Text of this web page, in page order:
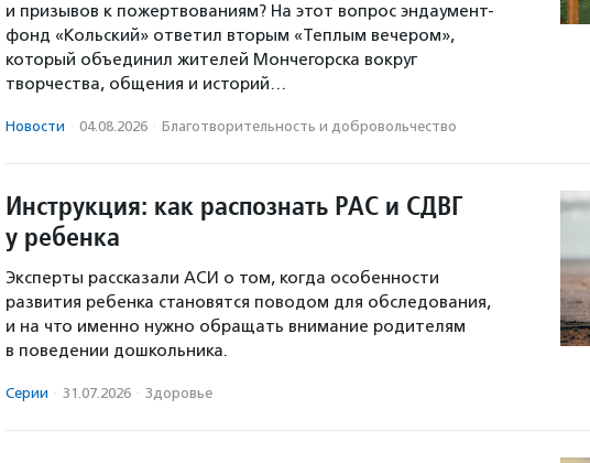
и призывов к пожертвованиям? На этот вопрос эндаумент-
фонд «Кольский» ответил вторым «Теплым вечером»,
который объединил жителей Мончегорска вокруг
творчества, общения и историй…
Новости · 04.08.2026 · Благотвори­тель­ность и доброволь­чест­во
Инструкция: как распознать РАС и СДВГ
у ребенка
Эксперты рассказали АСИ о том, когда особенности
развития ребенка становятся поводом для обследования,
и на что именно нужно обращать внимание родителям
в поведении дошкольника.
Серии · 31.07.2026 · Здоровье